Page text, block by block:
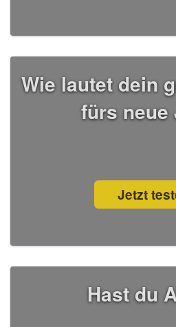
Wie lautet dein
fürs neue
Jetzt
Hast du